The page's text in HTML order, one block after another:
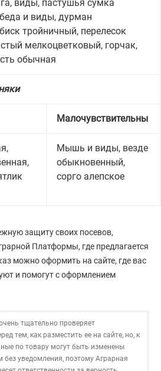
виды, пастушья сумка
и виды, дурман
тройничный, перелесок
мелкоцветковый, горчак,
обычная
Малочувствительны
Мышь и виды, везде
обыкновенный,
сорго алепское
защиту своих посевов,
Платформы, где предлагается
можно оформить на сайте, где вас
и помогут с оформлением
тщательно проверяет
тем, как разместить ее на сайте, но, к
по товару могут быть изменены
без уведомления, поэтому Аграрная